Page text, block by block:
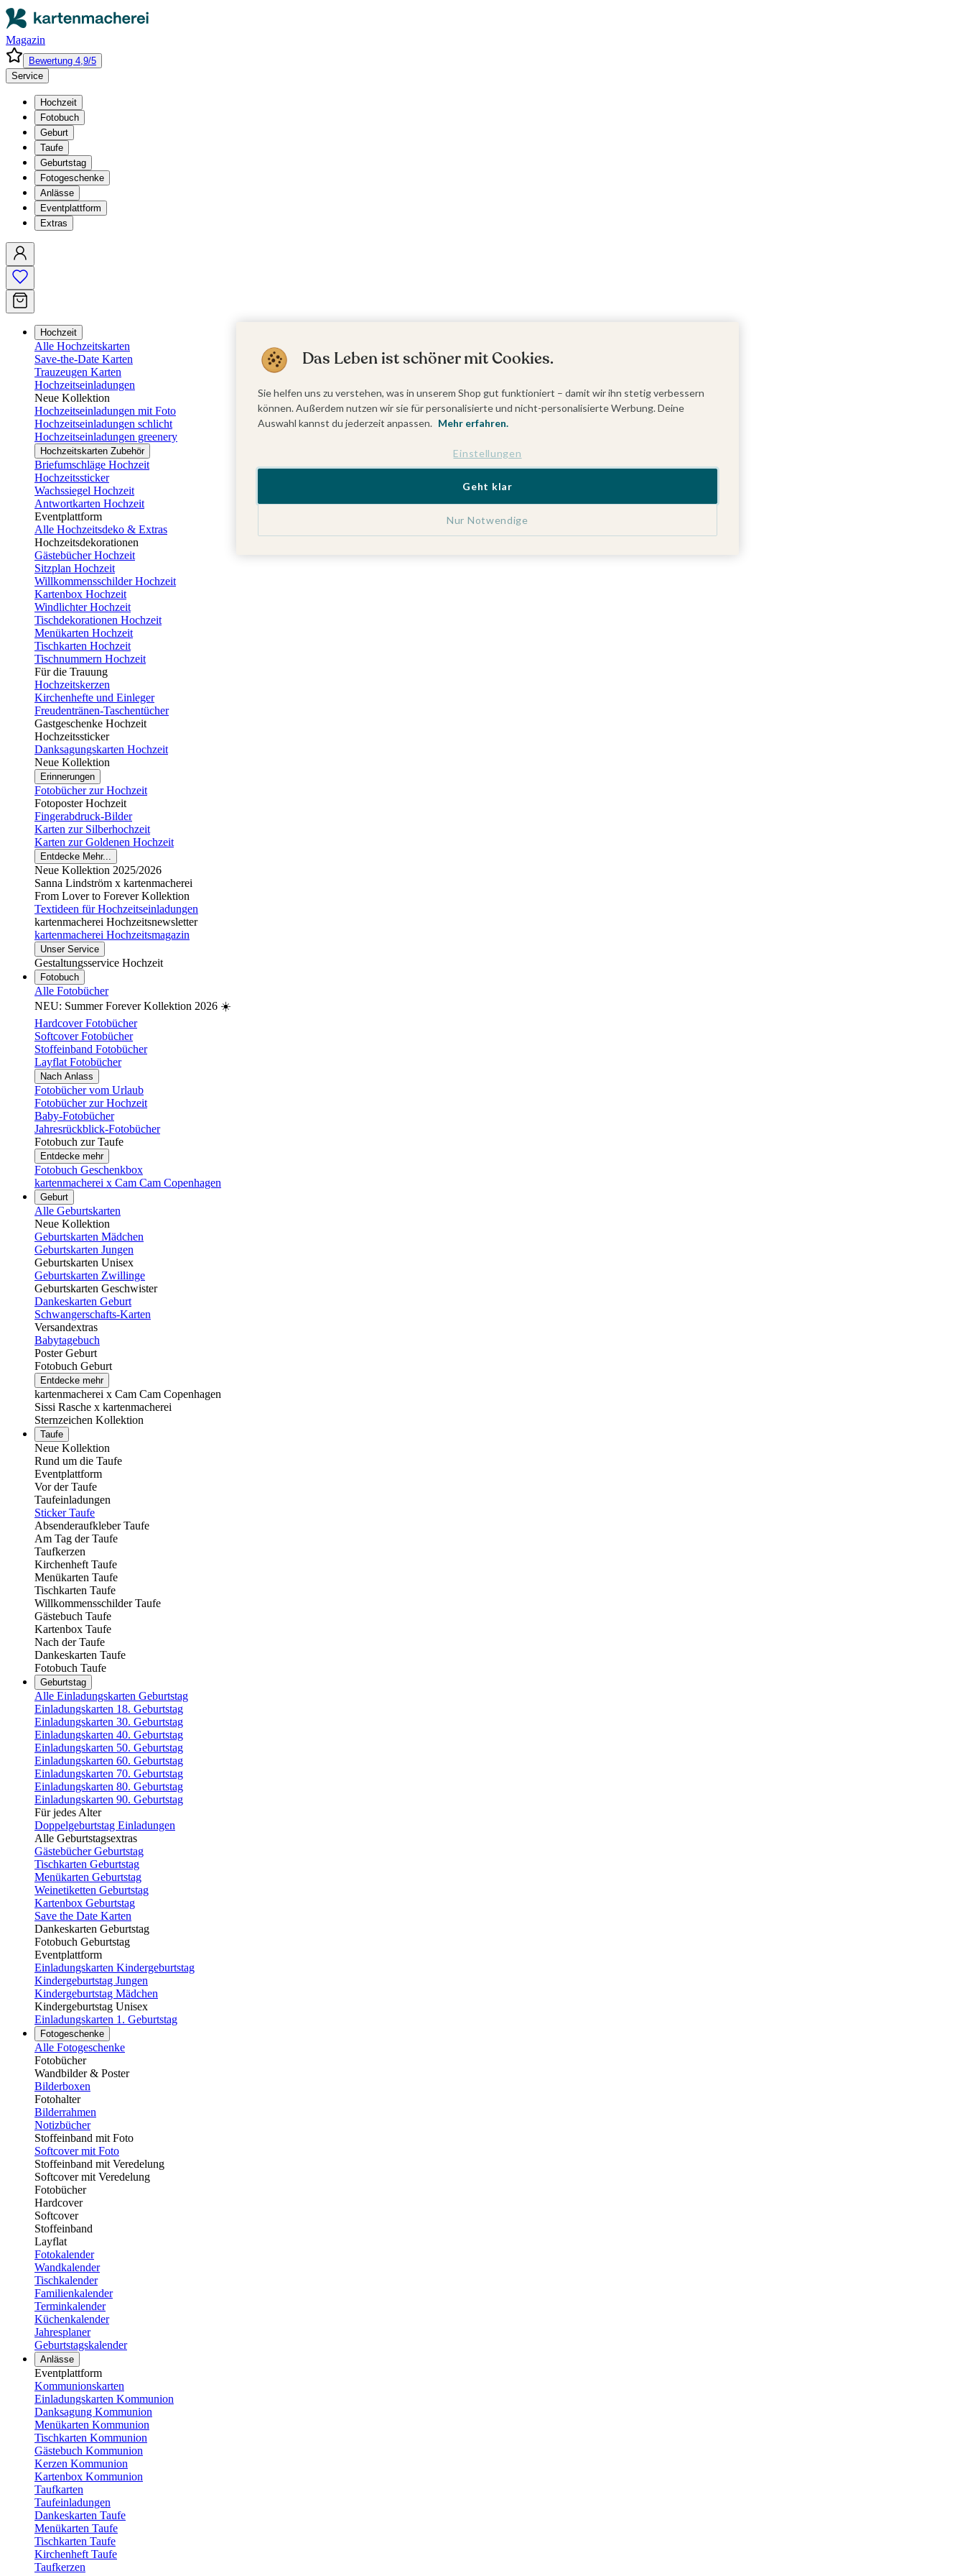
Magazin
Bewertung 4,9/5
Service
Hochzeit
Fotobuch
Geburt
Taufe
Geburtstag
Fotogeschenke
Anlässe
Eventplattform
Extras
Hochzeit
Alle Hochzeitskarten
Save-the-Date Karten
Trauzeugen Karten
Hochzeitseinladungen
Neue Kollektion
Hochzeitseinladungen mit Foto
Hochzeitseinladungen schlicht
Hochzeitseinladungen greenery
Hochzeitskarten Zubehör
Briefumschläge Hochzeit
Hochzeitssticker
Wachssiegel Hochzeit
Antwortkarten Hochzeit
Eventplattform
Alle Hochzeitsdeko & Extras
Hochzeitsdekorationen
Gästebücher Hochzeit
Sitzplan Hochzeit
Willkommensschilder Hochzeit
Kartenbox Hochzeit
Windlichter Hochzeit
Tischdekorationen Hochzeit
Menükarten Hochzeit
Tischkarten Hochzeit
Tischnummern Hochzeit
Für die Trauung
Hochzeitskerzen
Kirchenhefte und Einleger
Freudentränen-Taschentücher
Gastgeschenke Hochzeit
Hochzeitssticker
Danksagungskarten Hochzeit
Neue Kollektion
Erinnerungen
Fotobücher zur Hochzeit
Fotoposter Hochzeit
Fingerabdruck-Bilder
Karten zur Silberhochzeit
Karten zur Goldenen Hochzeit
Entdecke Mehr...
Neue Kollektion 2025/2026
Sanna Lindström x kartenmacherei
From Lover to Forever Kollektion
Textideen für Hochzeitseinladungen
kartenmacherei Hochzeitsnewsletter
kartenmacherei Hochzeitsmagazin
Unser Service
Gestaltungsservice Hochzeit
Fotobuch
Alle Fotobücher
NEU: Summer Forever Kollektion 2026 ☀️
Hardcover Fotobücher
Softcover Fotobücher
Stoffeinband Fotobücher
Layflat Fotobücher
Nach Anlass
Fotobücher vom Urlaub
Fotobücher zur Hochzeit
Baby-Fotobücher
Jahresrückblick-Fotobücher
Fotobuch zur Taufe
Entdecke mehr
Fotobuch Geschenkbox
kartenmacherei x Cam Cam Copenhagen
Geburt
Alle Geburtskarten
Neue Kollektion
Geburtskarten Mädchen
Geburtskarten Jungen
Geburtskarten Unisex
Geburtskarten Zwillinge
Geburtskarten Geschwister
Dankeskarten Geburt
Schwangerschafts-Karten
Versandextras
Babytagebuch
Poster Geburt
Fotobuch Geburt
Entdecke mehr
kartenmacherei x Cam Cam Copenhagen
Sissi Rasche x kartenmacherei
Sternzeichen Kollektion
Taufe
Neue Kollektion
Rund um die Taufe
Eventplattform
Vor der Taufe
Taufeinladungen
Sticker Taufe
Absenderaufkleber Taufe
Am Tag der Taufe
Taufkerzen
Kirchenheft Taufe
Menükarten Taufe
Tischkarten Taufe
Willkommensschilder Taufe
Gästebuch Taufe
Kartenbox Taufe
Nach der Taufe
Dankeskarten Taufe
Fotobuch Taufe
Geburtstag
Alle Einladungskarten Geburtstag
Einladungskarten 18. Geburtstag
Einladungskarten 30. Geburtstag
Einladungskarten 40. Geburtstag
Einladungskarten 50. Geburtstag
Einladungskarten 60. Geburtstag
Einladungskarten 70. Geburtstag
Einladungskarten 80. Geburtstag
Einladungskarten 90. Geburtstag
Für jedes Alter
Doppelgeburtstag Einladungen
Alle Geburtstagsextras
Gästebücher Geburtstag
Tischkarten Geburtstag
Menükarten Geburtstag
Weinetiketten Geburtstag
Kartenbox Geburtstag
Save the Date Karten
Dankeskarten Geburtstag
Fotobuch Geburtstag
Eventplattform
Einladungskarten Kindergeburtstag
Kindergeburtstag Jungen
Kindergeburtstag Mädchen
Kindergeburtstag Unisex
Einladungskarten 1. Geburtstag
Fotogeschenke
Alle Fotogeschenke
Fotobücher
Wandbilder & Poster
Bilderboxen
Fotohalter
Bilderrahmen
Notizbücher
Stoffeinband mit Foto
Softcover mit Foto
Stoffeinband mit Veredelung
Softcover mit Veredelung
Fotobücher
Hardcover
Softcover
Stoffeinband
Layflat
Fotokalender
Wandkalender
Tischkalender
Familienkalender
Terminkalender
Küchenkalender
Jahresplaner
Geburtstagskalender
Anlässe
Eventplattform
Kommunionskarten
Einladungskarten Kommunion
Danksagung Kommunion
Menükarten Kommunion
Tischkarten Kommunion
Gästebuch Kommunion
Kerzen Kommunion
Kartenbox Kommunion
Taufkarten
Taufeinladungen
Dankeskarten Taufe
Menükarten Taufe
Tischkarten Taufe
Kirchenheft Taufe
Taufkerzen
Das Leben ist schöner mit Cookies.
Sie helfen uns zu verstehen, was in unserem Shop gut funktioniert – damit wir ihn stetig verbessern
können. Außerdem nutzen wir sie für personalisierte und nicht-personalisierte Werbung. Deine
Auswahl kannst du jederzeit anpassen. Mehr erfahren.
Einstellungen
Nur Notwendige
Geht klar